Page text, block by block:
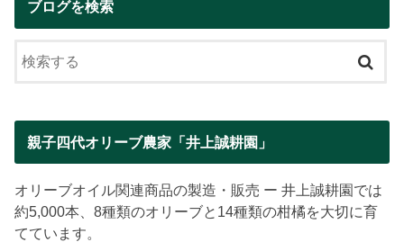
ブログを検索
親子四代オリーブ農家「井上誠耕園」
オリーブオイル関連商品の製造・販売 ー 井上誠耕園では
約5,000本、8種類のオリーブと14種類の柑橘を大切に育
てています。